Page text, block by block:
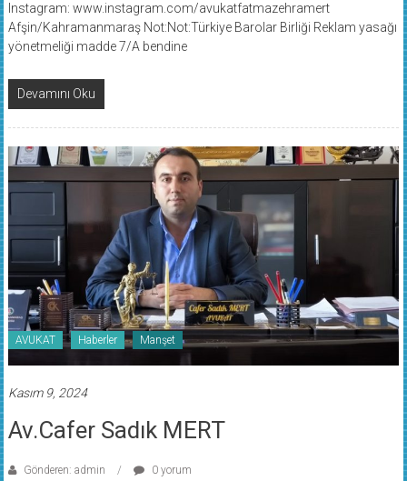
Instagram: www.instagram.com/avukatfatmazehramert
Afşin/Kahramanmaraş Not:Not:Türkiye Barolar Birliği Reklam yasağı
yönetmeliği madde 7/A bendine
Devamını Oku
AVUKAT Haberler Manşet
Kasım 9, 2024
Av.Cafer Sadık MERT
Gönderen: admin 0 yorum